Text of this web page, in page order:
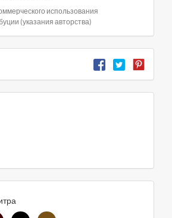
использования
(указания авторства)